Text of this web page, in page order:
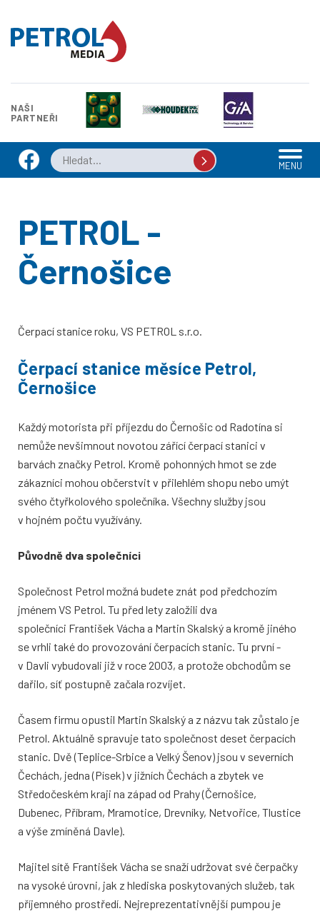
NAŠI
PARTNEŘI
MENU
PETROL -
Černošice
Čerpací stanice roku, VS PETROL s.r.o.
Čerpací stanice měsíce Petrol,
Černošice
Každý motorista při příjezdu do Černošic od Radotína si
nemůže nevšimnout novotou zářící čerpací stanici v
barvách značky Petrol. Kromě pohonných hmot se zde
zákazníci mohou občerstvit v přilehlém shopu nebo umýt
svého čtyřkolového společníka. Všechny služby jsou
v hojném počtu využívány.
Původně dva společníci
Společnost Petrol možná budete znát pod předchozím
jménem VS Petrol. Tu před lety založili dva
společníci František Vácha a Martin Skalský a kromě jiného
se vrhli také do provozování čerpacích stanic. Tu první -
v Davli vybudovali již v roce 2003, a protože obchodům se
dařilo, síť postupně začala rozvíjet.
Časem firmu opustil Martin Skalský a z názvu tak zůstalo je
Petrol. Aktuálně spravuje tato společnost deset čerpacích
stanic. Dvě (Teplice-Srbice a Velký Šenov) jsou v severních
Čechách, jedna (Písek) v jižních Čechách a zbytek ve
Středočeském kraji na západ od Prahy (Černošice,
Dubenec, Příbram, Mramotice, Drevníky, Netvořice, Tlustice
a výše zmíněná Davle).
Majitel sítě František Vácha se snaží udržovat své čerpačky
na vysoké úrovni, jak z hlediska poskytovaných služeb, tak
příjemného prostředí. Nejreprezentativnější pumpou je